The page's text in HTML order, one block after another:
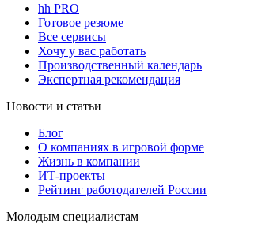
hh PRO
Готовое резюме
Все сервисы
Хочу у вас работать
Производственный календарь
Экспертная рекомендация
Новости и статьи
Блог
О компаниях в игровой форме
Жизнь в компании
ИТ-проекты
Рейтинг работодателей России
Молодым специалистам